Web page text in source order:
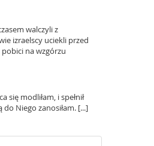
walczyli z
izraelscy uciekli przed
na wzgórzu
się modliłam, i spełnił
Niego zanosiłam. [...]